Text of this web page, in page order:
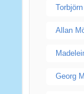
Allan
Georg